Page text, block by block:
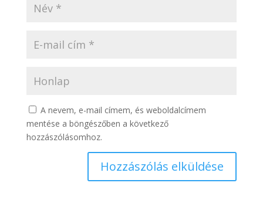
A nevem, e-mail címem, és weboldalcímem
mentése a böngészőben a következő
hozzászólásomhoz.